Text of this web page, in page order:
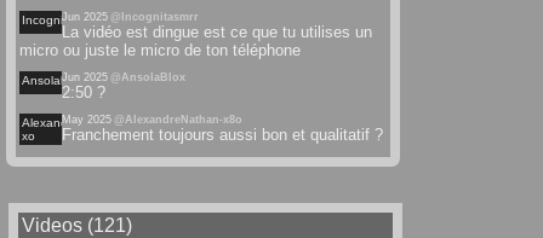
Incognitasmrr
Jun 2025 @Incognitasmrr
La vidéo est dingue est ce que tu utilises un
micro ou juste le micro de ton téléphone
AnsolabloxJun 2025 @AnsolaBlox
2:50 ?
Alexandrenathan-
xo
May 2025 @AlexandreNathan-x8o
Franchement toujours aussi bon et qualitatif ?
Videos (121)